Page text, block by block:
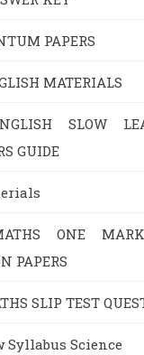
PAPERS
MATERIALS
SLOW
GUIDE
ONE
PAPERS
SLIP TEST
Syllabus Science